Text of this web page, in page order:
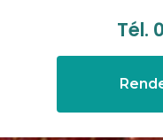
Tél.